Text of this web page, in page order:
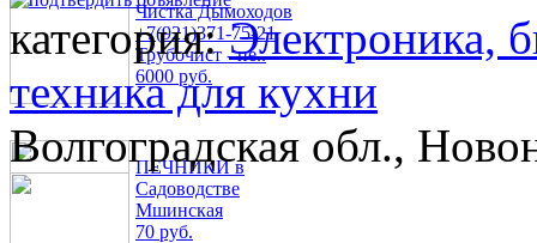
Чистка Дымоходов
+7(921)371-75-21
Трубочист - пе..
6000 руб.
ПЕЧНИКИ в
Садоводстве
Мшинская
70 руб.
категория:Электроника,
техника для кухни
Волгоградская обл.,